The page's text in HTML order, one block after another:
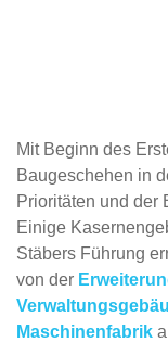
Mit Beginn des
Baugeschehen in
Prioritäten und der
Einige
Stäbers Führung
von der
Maschinenfabrik